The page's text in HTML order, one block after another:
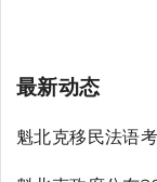
最新动态
魁北克移民法语